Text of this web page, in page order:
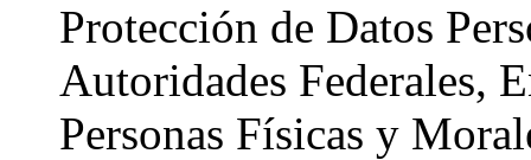
Protección de Datos
Autoridades Federales,
Personas Físicas y